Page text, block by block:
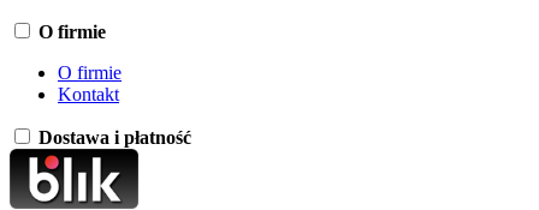
O firmie
O firmie
Kontakt
Dostawa i płatność